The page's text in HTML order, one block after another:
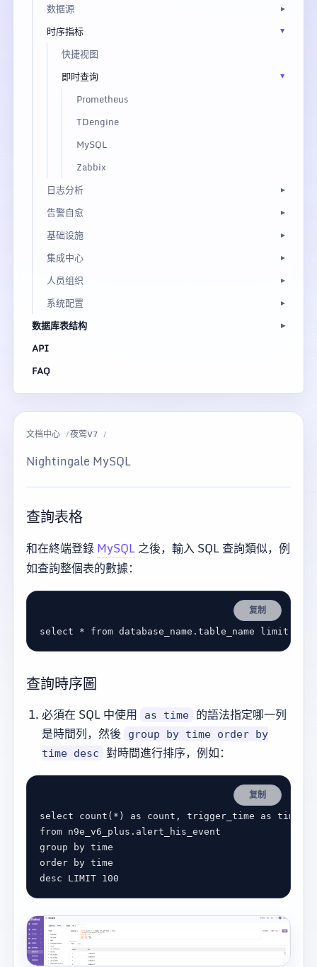
数据源
时序指标
快捷视图
即时查询
Prometheus
TDengine
MySQL
Zabbix
日志分析
告警自愈
基础设施
集成中心
人员组织
系统配置
数据库表结构
API
FAQ
文档中心 夜莺V7
Nightingale MySQL
查詢表格
和在終端登錄MySQL之後，輸入 SQL 查詢類似，例
如查詢整個表的數據：
复制
select * from database_name. table_name limit
查詢時序圖
必須在 SQL 中使用 as time
的語法指定哪一列
是時間列，然後
group by time order by
time desc
對時間進行排序，例如：
复制
select count ( * ) as count , trigger_time as
from
group
by
order
by
desc
LIMIT 100